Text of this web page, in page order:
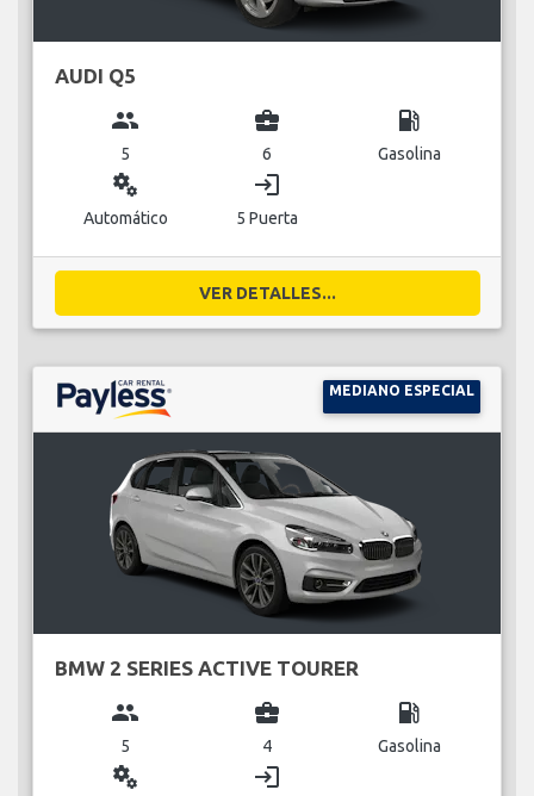
AUDI Q5
group
5
business_center
6
local_gas_station
Gasolina
miscellaneous_services
Automático
login
5 Puerta
VER DETALLES...
MEDIANO ESPECIAL
BMW 2 SERIES ACTIVE TOURER
group
5
business_center
4
local_gas_station
Gasolina
miscellaneous_services login